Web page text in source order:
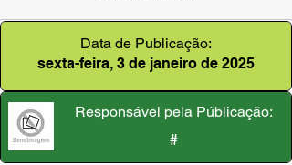
Data de Publicação:
sexta-feira, 3 de janeiro de 2025
Responsável pela Públicação:
#